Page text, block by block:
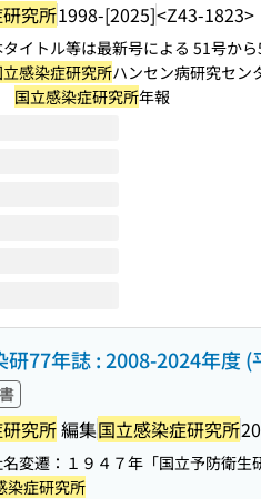
究所1998-[2025]<Z43-1823>
イトル等は最新号による 51号か
立感染症研究所ハンセン病研究セン
国立感染症研究所年報
号
研77年誌 : 2008-2024年度
究所編集国立感染症研究所
変遷：１９４７年「国立予防衛生
染症研究所